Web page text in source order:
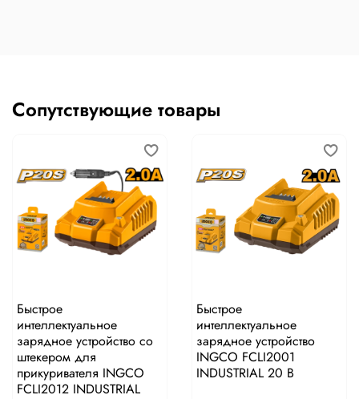
Сопутствующие товары
Быстрое
интеллектуальное
зарядное устройство со
штекером для
прикуривателя INGCO
FCLI2012 INDUSTRIAL
Быстрое
интеллектуальное
зарядное устройство
INGCO FCLI2001
INDUSTRIAL 20 В